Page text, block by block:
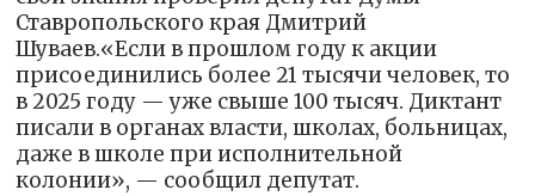
Ставропольского края Дмитрий
Шуваев.«Если в прошлом году к акции
присоединились более 21 тысячи человек, то
в 2025 году — уже свыше 100 тысяч. Диктант
писали в органах власти, школах, больницах,
даже в школе при исполнительной
колонии», — сообщил депутат.